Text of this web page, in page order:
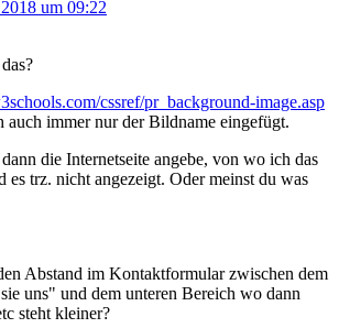
um 09:22
cssref/pr_background-image.asp
immer nur der Bildname eingefügt.
die Internetseite angebe, von wo ich das
es trz. nicht angezeigt. Oder meinst du was
Abstand im Kontaktformular zwischen dem
uns" und dem unteren Bereich wo dann
steht kleiner?